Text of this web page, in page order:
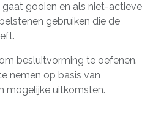
gooien en als niet-actieve
gebruiken die de
besluitvorming te oefenen.
nemen op basis van
mogelijke uitkomsten.